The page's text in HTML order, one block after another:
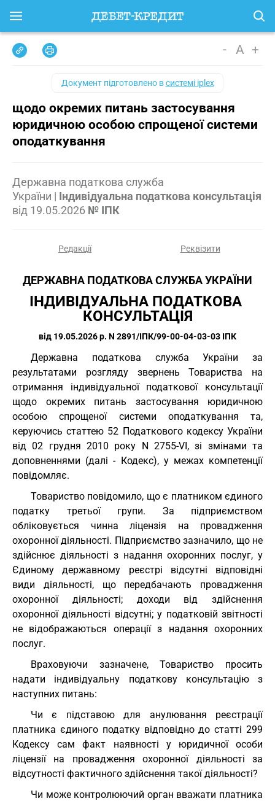
- A +
Документ підготовлено всистемі iplex
щодо окремих питань застосування
юридичною особою спрощеної системи
оподаткування
Державна податкова служба
України | Індивідуальна податкова консультація
від 19.05.2026 № ІПК
Редакції Реквізити
ДЕРЖАВНА ПОДАТКОВА СЛУЖБА УКРАЇНИ
ІНДИВІДУАЛЬНА ПОДАТКОВА
КОНСУЛЬТАЦІЯ
від 19.05.2026 р. N 2891/ІПК/99-00-04-03-03 ІПК
Державна податкова служба України за
результатами розгляду звернень Товариства на
отримання індивідуальної податкової консультації
щодо окремих питань застосування юридичною
особою спрощеної системи оподаткування та,
керуючись статтею 52 Податкового кодексу України
від 02 грудня 2010 року N 2755-VI, зі змінами та
доповненнями (далі - Кодекс), у межах компетенції
повідомляє.
Товариство повідомило, що є платником єдиного
податку третьої групи. За підприємством
обліковується чинна ліцензія на провадження
охоронної діяльності. Підприємство зазначило, що не
здійснює діяльності з надання охоронних послуг, у
Єдиному державному реєстрі відсутні відповідні
види діяльності, що передбачають провадження
охоронної діяльності; доходи від здійснення
охоронної діяльності відсутні; у податковій звітності
не відображаються операції з надання охоронних
послуг.
Враховуючи зазначене, Товариство просить
надати індивідуальну податкову консультацію з
наступних питань:
Чи є підставою для анулювання реєстрації
платника єдиного податку відповідно до статті 299
Кодексу сам факт наявності у юридичної особи
ліцензії на провадження охоронної діяльності за
відсутності фактичного здійснення такої діяльності?
Чи може контролюючий орган вважати платника